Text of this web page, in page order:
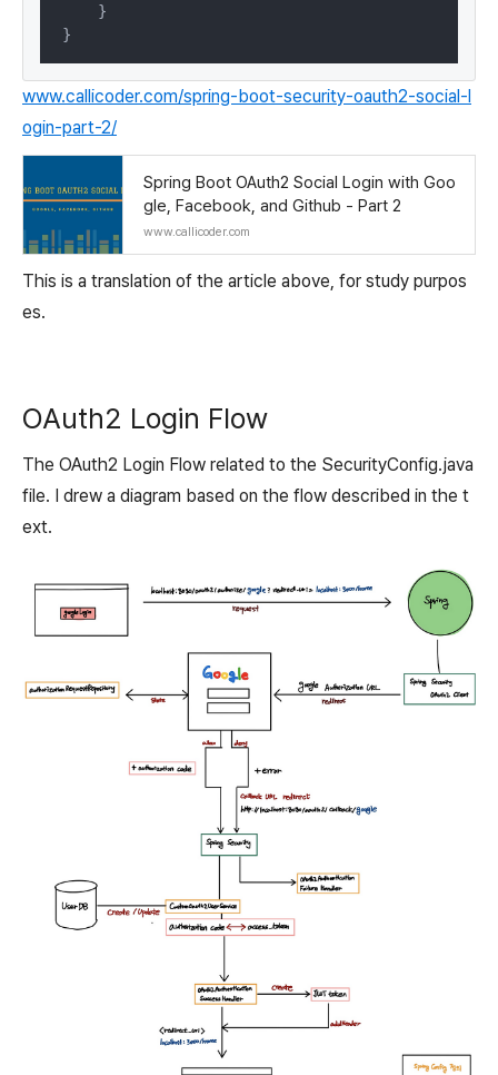
    }
}
www.callicoder.com/spring-boot-security-oauth2-social-l
ogin-part-2/
Spring Boot OAuth2 Social Login with Goo
gle, Facebook, and Github - Part 2
www.callicoder.com
This is a translation of the article above, for study purpos
es.
OAuth2 Login Flow
The OAuth2 Login Flow related to the SecurityConfig.java
file. I drew a diagram based on the flow described in the t
ext.